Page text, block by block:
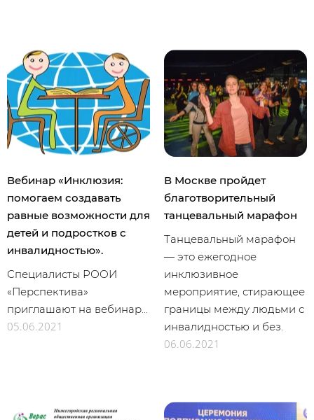
Вебинар «Инклюзия:
помогаем создавать
равные возможности для
детей и подростков с
инвалидностью».
Специалисты РООИ
«Перспектива»
приглашают на вебинар...
05.06.2021
В Москве пройдет
благотворительный
танцевальный марафон
Танцевальный марафон
— это ежегодное
инклюзивное
мероприятие, стирающее
границы между людьми с
инвалидностью и без.
06.06.2021